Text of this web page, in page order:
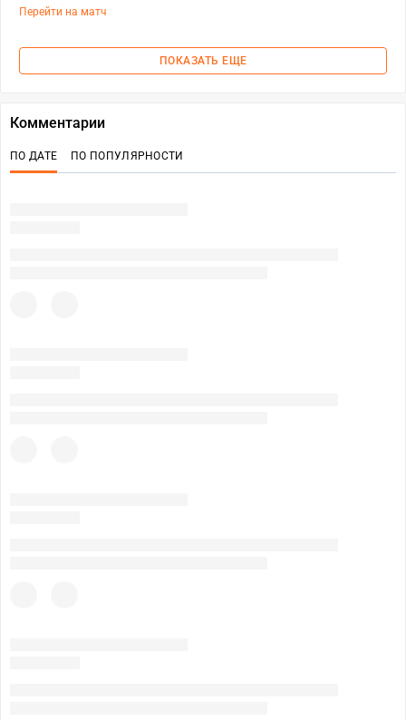
Перейти на матч
ПОКАЗАТЬ ЕЩЕ
Комментарии
ПО ДАТЕ ПО ПОПУЛЯРНОСТИ